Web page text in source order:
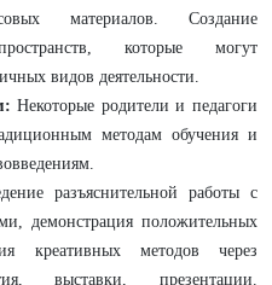
материалов. Создание
которые могут
видов деятельности.
Некоторые родители и педагоги
методам обучения и
разъяснительной работы с
демонстрация положительных
креативных методов через
выставки, презентации.